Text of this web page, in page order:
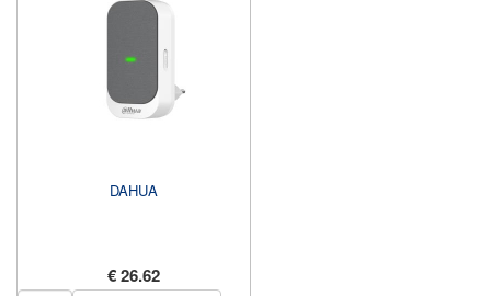
DAHUA
€ 26.62